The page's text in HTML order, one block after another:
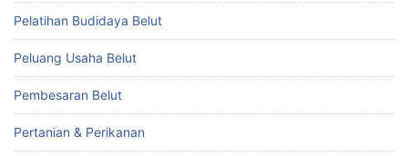
Pelatihan Budidaya Belut
Peluang Usaha Belut
Pembesaran Belut
Pertanian & Perikanan